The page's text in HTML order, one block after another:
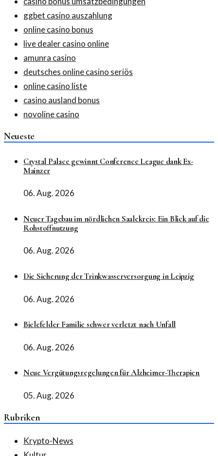
ggbet casino auszahlung
online casino bonus
live dealer casino online
amunra casino
deutsches online casino seriös
online casino liste
casino ausland bonus
novoline casino
Neueste
Crystal Palace gewinnt Conference League dank Ex-
Mainzer
06. Aug. 2026
Neuer Tagebau im nördlichen Saalekreis: Ein Blick auf die
Rohstoffnutzung
06. Aug. 2026
Die Sicherung der Trinkwasserversorgung in Leipzig
06. Aug. 2026
Bielefelder Familie schwer verletzt nach Unfall
06. Aug. 2026
Neue Vergütungsregelungen für Alzheimer-Therapien
05. Aug. 2026
Rubriken
Krypto-News